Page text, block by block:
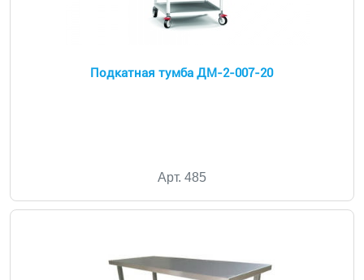
Подкатная тумба ДМ-2-007-20
Арт. 485